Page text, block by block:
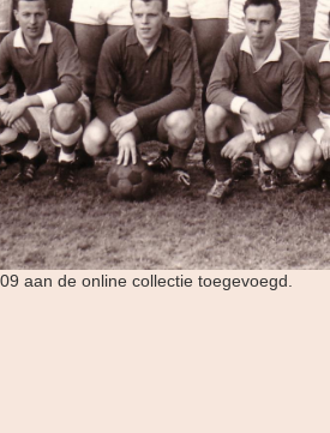
aan de online collectie toegevoegd.